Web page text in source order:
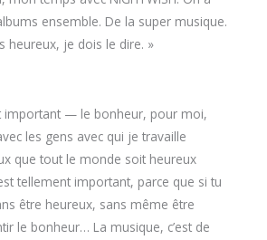
ensemble. De la super musique.
heureux, je dois le dire. »
important — le bonheur, pour moi,
les gens avec qui je travaille
que tout le monde soit heureux
tellement important, parce que si tu
être heureux, sans même être
le bonheur… La musique, c’est de